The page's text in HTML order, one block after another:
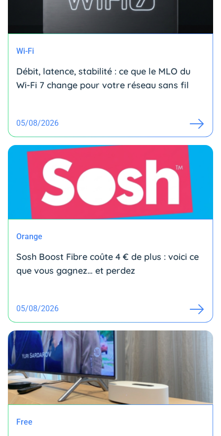
Wi-Fi
Débit, latence, stabilité : ce que le MLO du
Wi-Fi 7 change pour votre réseau sans fil
05/08/2026
Orange
Sosh Boost Fibre coûte 4 € de plus : voici ce
que vous gagnez… et perdez
05/08/2026
Free